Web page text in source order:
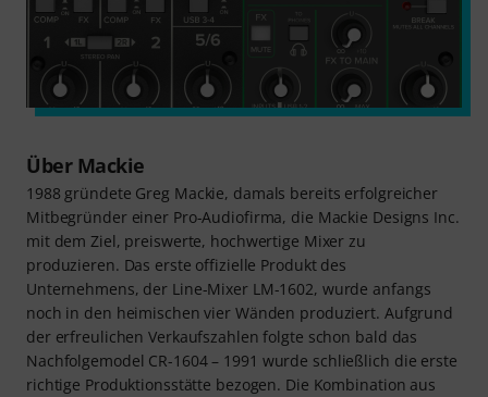
Über Mackie
1988 gründete Greg Mackie, damals bereits erfolgreicher
Mitbegründer einer Pro-Audiofirma, die Mackie Designs Inc.
mit dem Ziel, preiswerte, hochwertige Mixer zu
produzieren. Das erste offizielle Produkt des
Unternehmens, der Line-Mixer LM-1602, wurde anfangs
noch in den heimischen vier Wänden produziert. Aufgrund
der erfreulichen Verkaufszahlen folgte schon bald das
Nachfolgemodel CR-1604 – 1991 wurde schließlich die erste
richtige Produktionsstätte bezogen. Die Kombination aus